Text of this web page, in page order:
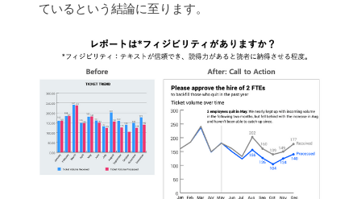
ているという結論に至ります。